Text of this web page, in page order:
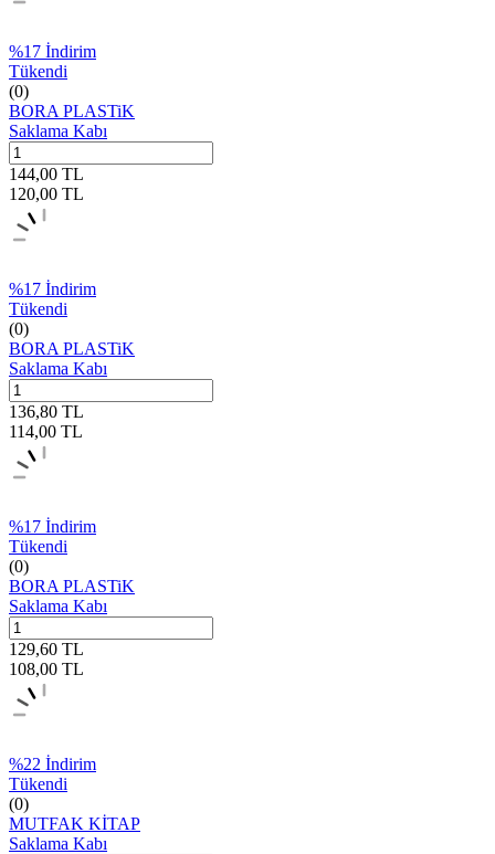
%17 İndirim
Tükendi
(0)
BORA PLASTiK
Saklama Kabı
144,00 TL
120,00 TL
%17 İndirim
Tükendi
(0)
BORA PLASTiK
Saklama Kabı
136,80 TL
114,00 TL
%17 İndirim
Tükendi
(0)
BORA PLASTiK
Saklama Kabı
129,60 TL
108,00 TL
%22 İndirim
Tükendi
(0)
MUTFAK KİTAP
Saklama Kabı